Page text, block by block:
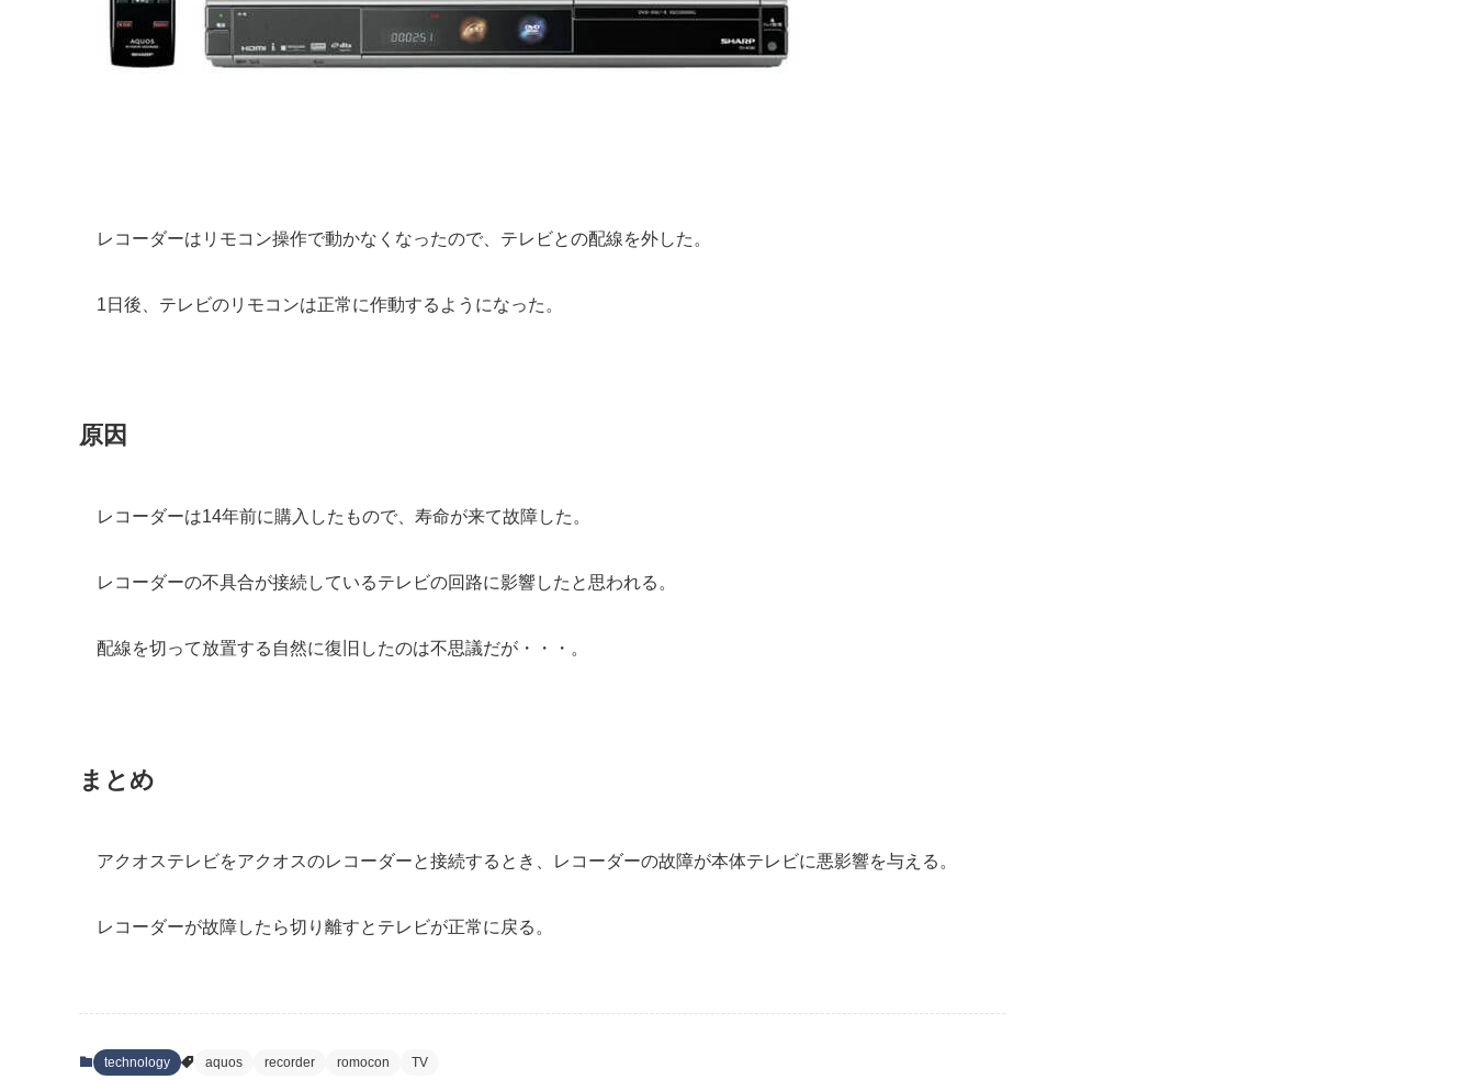
レコーダーはリモコン操作で動かなくなったので、テレビとの配線を外した。
1日後、テレビのリモコンは正常に作動するようになった。
原因
レコーダーは14年前に購入したもので、寿命が来て故障した。
レコーダーの不具合が接続しているテレビの回路に影響したと思われる。
配線を切って放置する自然に復旧したのは不思議だが・・・。
まとめ
アクオステレビをアクオスのレコーダーと接続するとき、レコーダーの故障が本体テレビに悪影響を与える。
レコーダーが故障したら切り離すとテレビが正常に戻る。
technology aquos recorder romocon TV